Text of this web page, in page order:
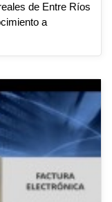
de Entre Ríos
a